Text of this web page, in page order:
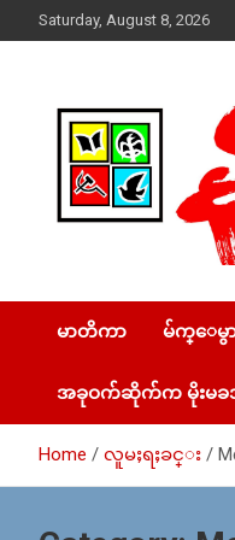
to
Saturday, August 8, 2026
News &
ယ္ေရး – အမွတ္ ၂၅၄၊ ပ
(ဖုုံး – ၀၉ ၂၅၂ ၂၄၉ ၀၉
ျဖန္႔ခ်ိေရး – ဆိပ္ကမ္
လာဇာေစ်းသစ္ ။ ၀၉ ၇
မာတိကာ မ်က္ေမွ
အခုဝက်ဆိုက်က မိုးမခအတိ
Home လူမႈရႈခင္း